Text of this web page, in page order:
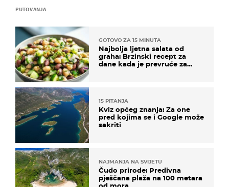
PUTOVANJA
GOTOVO ZA 15 MINUTA
Najbolja ljetna salata od
graha: Brzinski recept za
dane kada je prevruće za
15 PITANJA
Kviz općeg znanja: Za one
pred kojima se i Google može
sakriti
NAJMANJA NA SVIJETU
Čudo prirode: Predivna
pješčana plaža na 100 metara